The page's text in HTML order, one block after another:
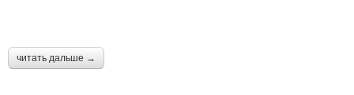
читать дальше →